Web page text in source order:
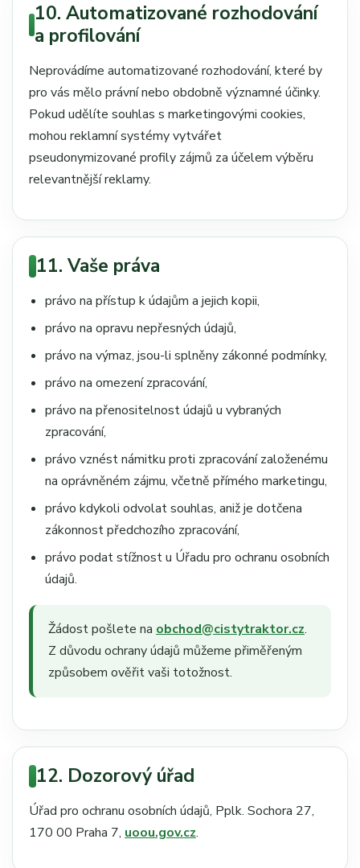
10. Automatizované rozhodování
a profilování
Neprovádíme automatizované rozhodování, které by
pro vás mělo právní nebo obdobně významné účinky.
Pokud udělíte souhlas s marketingovými cookies,
mohou reklamní systémy vytvářet
pseudonymizované profily zájmů za účelem výběru
relevantnější reklamy.
11. Vaše práva
právo na přístup k údajům a jejich kopii,
právo na opravu nepřesných údajů,
právo na výmaz, jsou-li splněny zákonné podmínky,
právo na omezení zpracování,
právo na přenositelnost údajů u vybraných
zpracování,
právo vznést námitku proti zpracování založenému
na oprávněném zájmu, včetně přímého marketingu,
právo kdykoli odvolat souhlas, aniž je dotčena
zákonnost předchozího zpracování,
právo podat stížnost u Úřadu pro ochranu osobních
údajů.
Žádost pošlete na obchod@cistytraktor.cz.
Z důvodu ochrany údajů můžeme přiměřeným
způsobem ověřit vaši totožnost.
12. Dozorový úřad
Úřad pro ochranu osobních údajů, Pplk. Sochora 27,
170 00 Praha 7, uoou.gov.cz.